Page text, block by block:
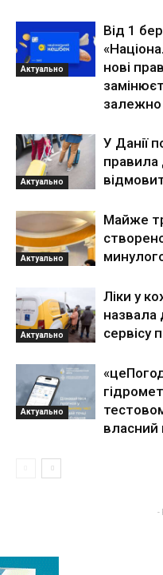
Актуально
Від 1
нові
залежно
Актуально
У Данії
правила
Актуально
Майже
Актуально
Ліки у
назвала
сервісу
Актуально
власний
-